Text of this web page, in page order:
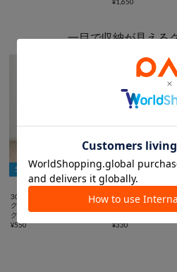
一目で収納が見える
5％OFFクーポン

3COINS
クリアボックスバッグ：LL／
クリア収納シリーズ
¥550
5％OFFクーポン
3COINS
フタ付きクリアワ
ス／クリア収納シリ
¥330